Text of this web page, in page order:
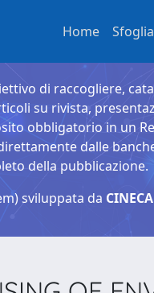
Home Sfoglia
di raccogliere,
su rivista,
obbligatorio in un
dalle
della pubblicazione.
sviluppata da